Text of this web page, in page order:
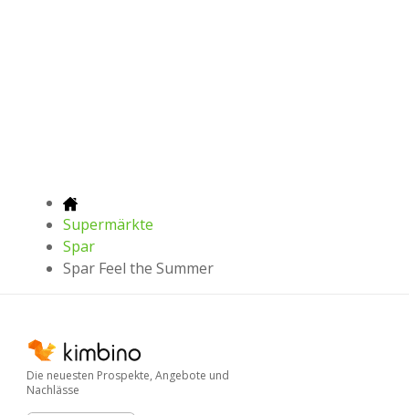
Supermärkte
Spar
Spar Feel the Summer
Die neuesten Prospekte, Angebote und
Nachlässe